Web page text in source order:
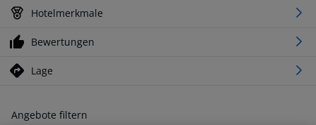
Hotelmerkmale
Bewertungen
Lage
Angebote filtern